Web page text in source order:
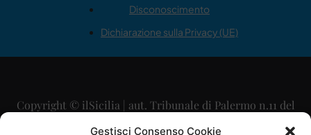
Gestisci Consenso Cookie
Disconoscimento
Dichiarazione sulla Privacy (UE)
Copyright © ilSicilia | aut. Tribunale di Palermo n.11 del
29/09/2015